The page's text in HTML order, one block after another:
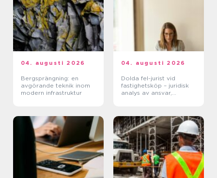
04. augusti 2026
Bergsprängning: en
avgörande teknik inom
modern infrastruktur
04. augusti 2026
Dolda fel-jurist vid
fastighetsköp – juridisk
analys av ansvar,